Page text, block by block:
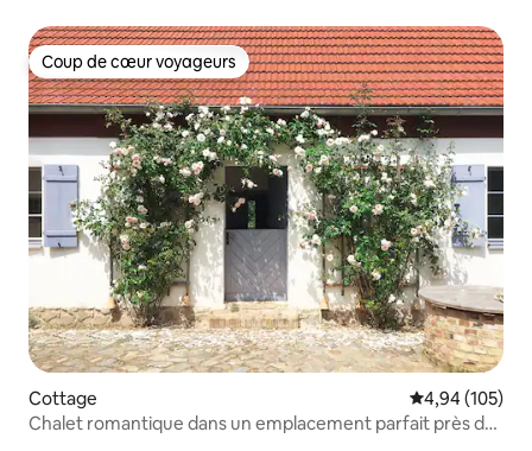
Coup de cœur voyageurs
Coup de cœur voyageurs
Cottage Évaluation
4,94 (105)
Chalet romantique dans un emplacement parfait près du